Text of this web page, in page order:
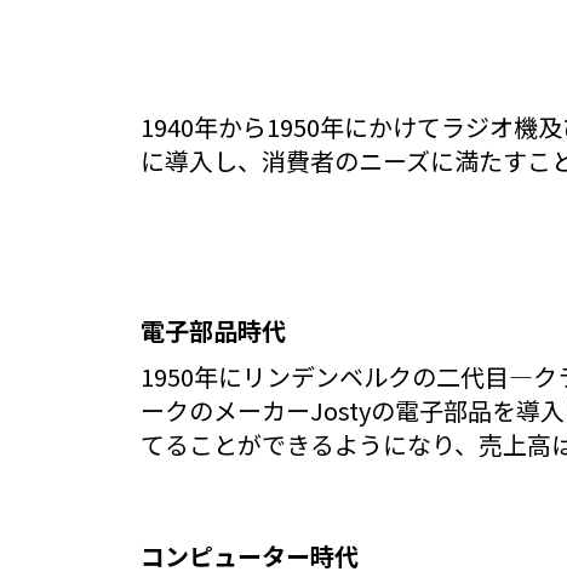
1940年から1950年にかけてラジオ機
に導入し、消費者のニーズに満たすこ
電子部品時代
1950年にリンデンベルクの二代目―
ークのメーカーJostyの電子部品を導
てることができるようになり、売上高
コンピューター時代